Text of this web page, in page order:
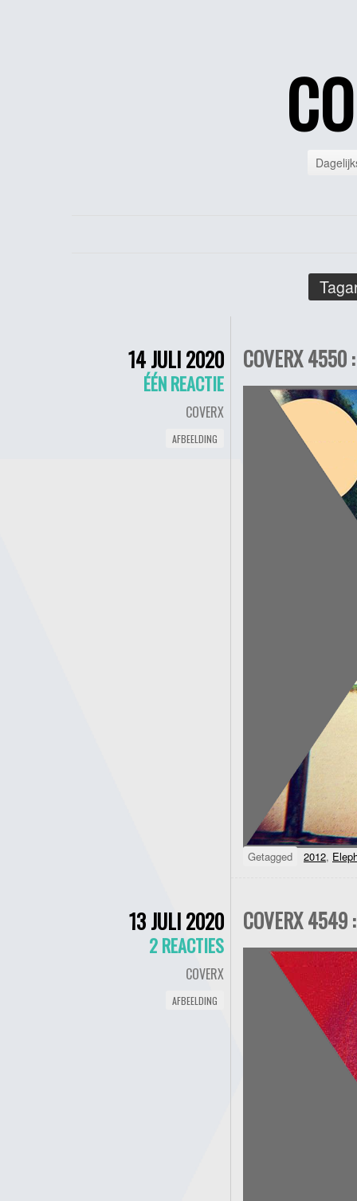
14 JULI 2020
ÉÉN REACTIE
COVERX
AFBEELDING
COVERX 4550
Getagged 2012,
13 JULI 2020
2 REACTIES
COVERX
AFBEELDING
COVERX 4549